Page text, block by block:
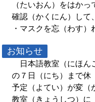
（たいおん）をはか
確認（かくにん）して
・マスクを忘（わす）
お知らせ
日本語教室（にほん
の７日（にち）まで休
予定（よてい）が変（
教室（きょうしつ）